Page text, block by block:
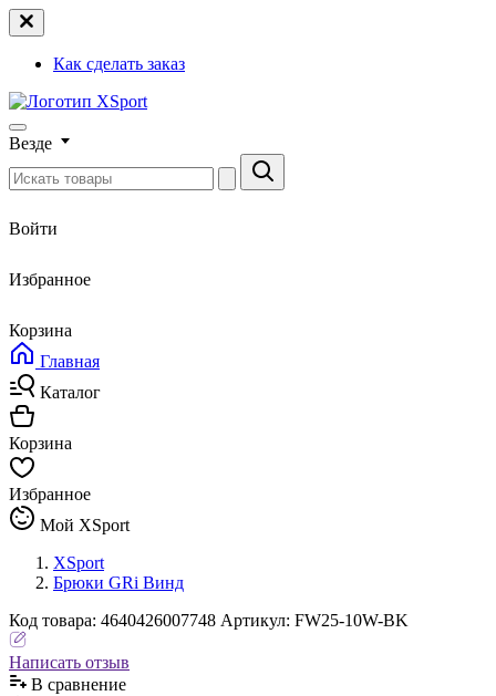
Как сделать заказ
Везде
Войти
Избранное
Корзина
Главная
Каталог
Корзина
Избранное
Мой XSport
XSport
Брюки GRi Винд
Код товара: 4640426007748 Артикул: FW25-10W-BK
Написать отзыв
В сравнениe